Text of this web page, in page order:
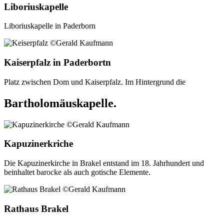
Liboriuskapelle
Liboriuskapelle in Paderborn
Kaiserpfalz in Paderbortn
Platz zwischen Dom und Kaiserpfalz. Im Hintergrund die
Bartholomäuskapelle.
Kapuzinerkriche
Die Kapuzinerkirche in Brakel entstand im 18. Jahrhundert und
beinhaltet barocke als auch gotische Elemente.
Rathaus Brakel